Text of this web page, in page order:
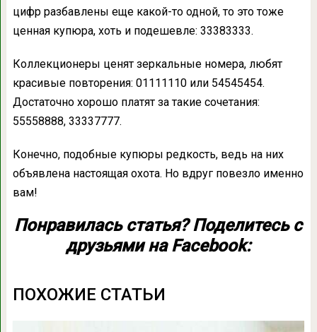
цифр разбавлены еще какой-то одной, то это тоже
ценная купюра, хоть и подешевле: 33383333.
Коллекционеры ценят зеркальные номера, любят
красивые повторения: 01111110 или 54545454.
Достаточно хорошо платят за такие сочетания:
55558888, 33337777.
Конечно, подобные купюры редкость, ведь на них
объявлена настоящая охота. Но вдруг повезло именно
вам!
Понравилась статья? Поделитесь с
друзьями на Facebook:
ПОХОЖИЕ СТАТЬИ